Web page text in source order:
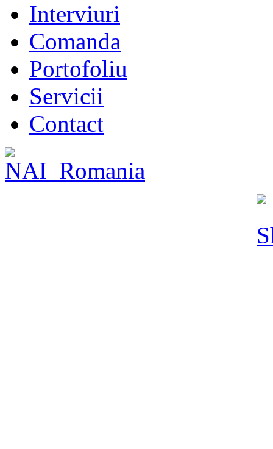
Interviuri
Comanda
Portofoliu
Servicii
Contact